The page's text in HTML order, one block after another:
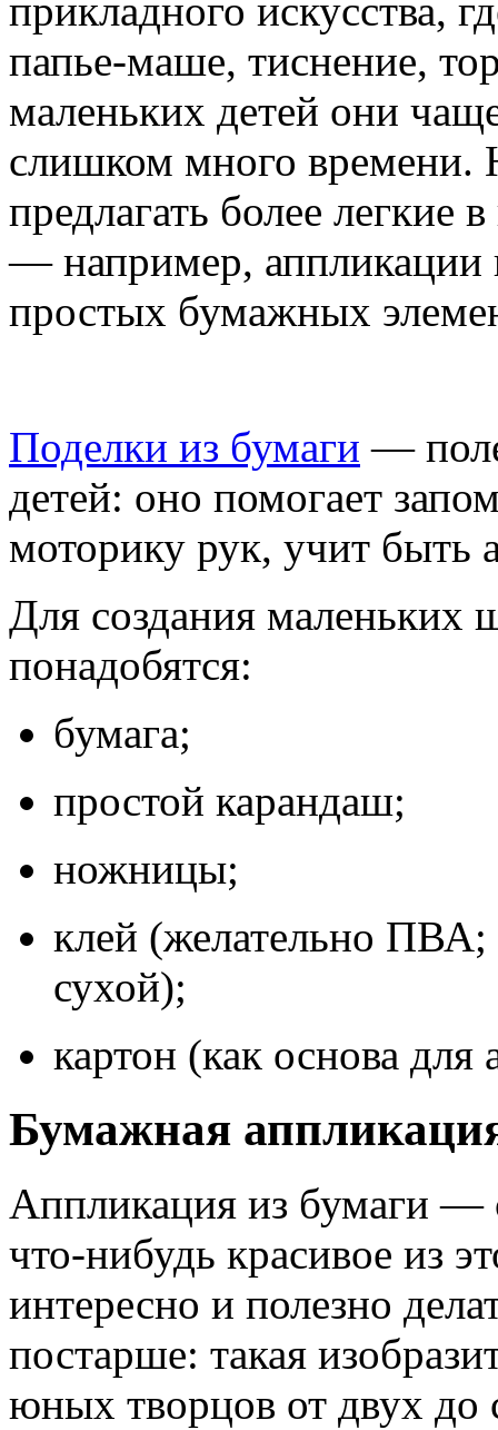
прикладного искусства,
папье-маше, тиснение,
маленьких детей они
слишком много
предлагать более
— например, аппликации
простых бумажных
Поделки из бумаги —
детей: оно помогает
моторику рук, учит быть
Для создания маленьких
понадобятся:
бумага;
простой карандаш;
ножницы;
клей (желательно ПВА;
сухой);
картон (как основа для
Бумажная
Аппликация из бумаги —
что-нибудь красивое из
интересно и полезно
постарше: такая
юных творцов от двух до